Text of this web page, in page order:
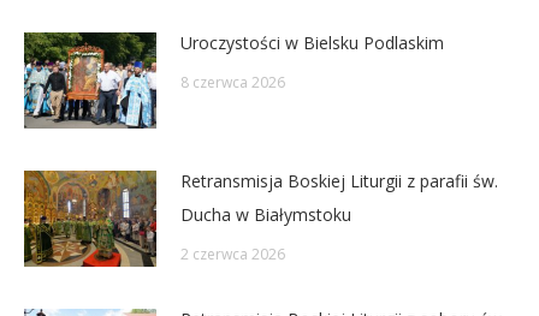
Uroczystości w Bielsku Podlaskim
8 czerwca 2026
Retransmisja Boskiej Liturgii z parafii św.
Ducha w Białymstoku
2 czerwca 2026